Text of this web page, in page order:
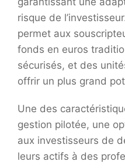
risque de
permet aux
fonds en euros
sécurisés, et des
offrir un plus grand
Une des
gestion pilotée, une
aux investisseurs de
leurs actifs à des